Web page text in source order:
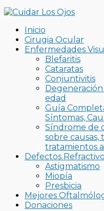
Inicio
Cirugia Ocular
Enfermedades
Blefaritis
Cataratas
Conjuntivitis
edad
Guía
Síntomas,
Síndrome de
sobre causas,
tratamientos
Defectos
Astigmatismo
Miopía
Presbicia
Mejores
Donaciones